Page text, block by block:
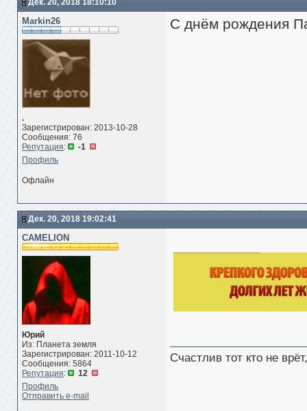
Дек. 20, 2018 18:10:10
Markin26
.
Зарегистрирован: 2013-10-28
Сообщения: 76
Репутация:
-1
Профиль
С днём рождения
Офлайн
Дек. 20, 2018 19:02:41
CAMELION
Юрий
Из: Планета земля
Зарегистрирован: 2011-10-12
Сообщения: 5864
Репутация:
12
Профиль
Отправить e-mail
Счастлив тот кто не